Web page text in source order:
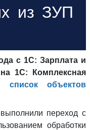
из ЗУП
с 1С: Зарплата и
1С: Комплексная
список объектов
переход с
обработки